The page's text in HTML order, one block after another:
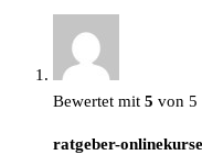
Bewertet mit 5 von 5
ratgeber-